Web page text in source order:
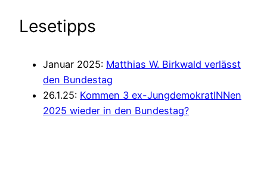
Lesetipps
Januar 2025: Matthias W. Birkwald verlässt
den Bundestag
26.1.25: Kommen 3 ex-JungdemokratINNen
2025 wieder in den Bundestag?